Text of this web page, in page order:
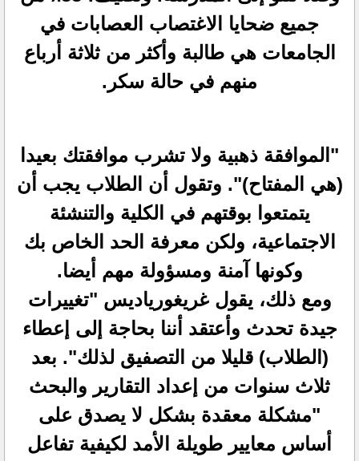
جميع ضحايا الاغتصاب العصابات في
الجامعات هي طالبة وأكثر من ثلاثة أرباع
منهم في حالة سكر.
"الموافقة ذهبية ولا تشرب موافقتك بعيدا
(هي المفتاح)". وتقول أن الطلاب يجب أن
يتمتعوا بوقتهم في الكلية والتنشئة
الاجتماعية، ولكن معرفة الحد الخاص بك
وكونها آمنة ومسؤولة مهم أيضا.
ومع ذلك، يقول غريغورياديس "تغييرات
جيدة تحدث وأعتقد أننا بحاجة إلى إعطاء
(الطلاب) قليلا من التصفيق لذلك". بعد
ثلاث سنوات من إعداد التقارير والبحث
"مشكلة معقدة بشكل لا يصدق على
أساس معايير طويلة الأمد لكيفية تفاعل